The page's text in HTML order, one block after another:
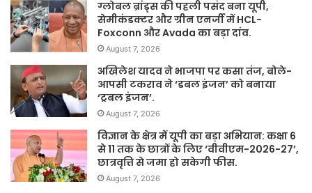
ग्लोबल ब्रांड्स की पहली पसंद बना यूपी,
सेमीकंडक्टर और ग्रीन एनर्जी में HCL-
Foxconn और Avada का बड़ा दांव.
August 7, 2026
अखिलेश यादव ने भाजपा पर कसा तंज, बोले-
आपसी टकराव ने ‘डबल इंजन’ को बनाया
‘ट्रबल इंजन’.
August 7, 2026
विज्ञान के क्षेत्र में यूपी का बड़ा अभियान: कक्षा 6
से 11 तक के छात्रों के लिए ‘वीवीएम-2026-27’,
छात्रवृत्ति से जमा हो सकेगी फीस.
August 7, 2026